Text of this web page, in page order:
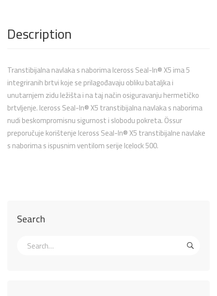
Search
Description
Transtibijalna navlaka s naborima Iceross Seal-In® X5 ima 5
integriranih brtvi koje se prilagođavaju obliku bataljka i
unutarnjem zidu ležišta i na taj način osiguravanju hermetičko
brtvljenje. Iceross Seal-In® X5 transtibijalna navlaka s naborima
nudi beskompromisnu sigurnost i slobodu pokreta. Össur
preporučuje korištenje Iceross Seal-In® X5 transtibijalne navlake
s naborima s ispusnim ventilom serije Icelock 500.